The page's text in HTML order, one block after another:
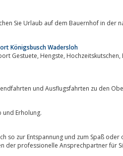
Sie Urlaub auf dem Bauernhof in der
Königsbusch Wadersloh
Gestuete, Hengste, Hochzeitskutschen,
romantische Abendfahrten und Ausflugsfahrten
für Urlaub und Erholung.
Bereichen der professionelle Ansprechpartner für